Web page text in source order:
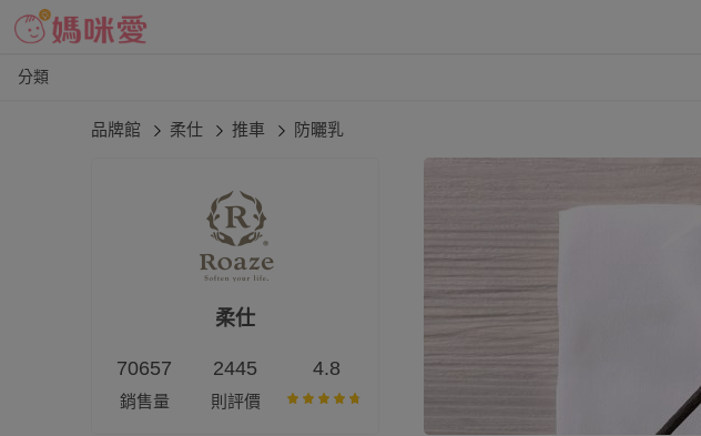
分類
品牌館 柔仕 推車 防曬乳
柔仕
70657
銷售量
2445
則評價
4.8